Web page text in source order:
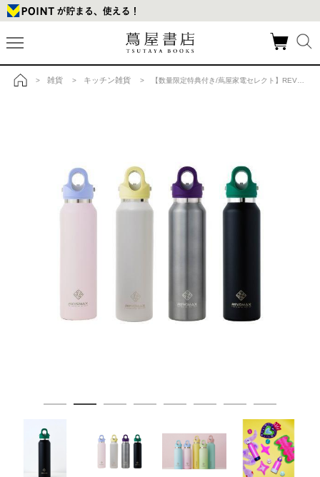
> 雑貨 > キッチン雑貨 > 【数量限定特典付き/蔦屋家電セレクト】REVOMAX真空断熱ボトル16oz オニキスブラック×グレイシアシアンの商品詳細